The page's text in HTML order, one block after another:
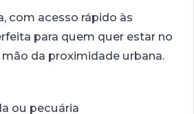
com acesso rápido às
para quem quer estar no
da proximidade urbana.
ou pecuária